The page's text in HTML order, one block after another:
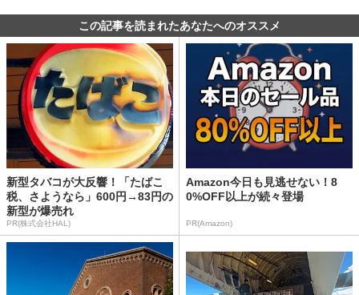
この記事を読まれたあなたへのオススメ
新型タバコが大反響！「たばこ
税、さようなら」600円→83円の
新型が爆売れ
PR(株式会社HAL)
Amazon今日も見逃せない！8
0%OFF以上が続々登場
PR(Amazon)